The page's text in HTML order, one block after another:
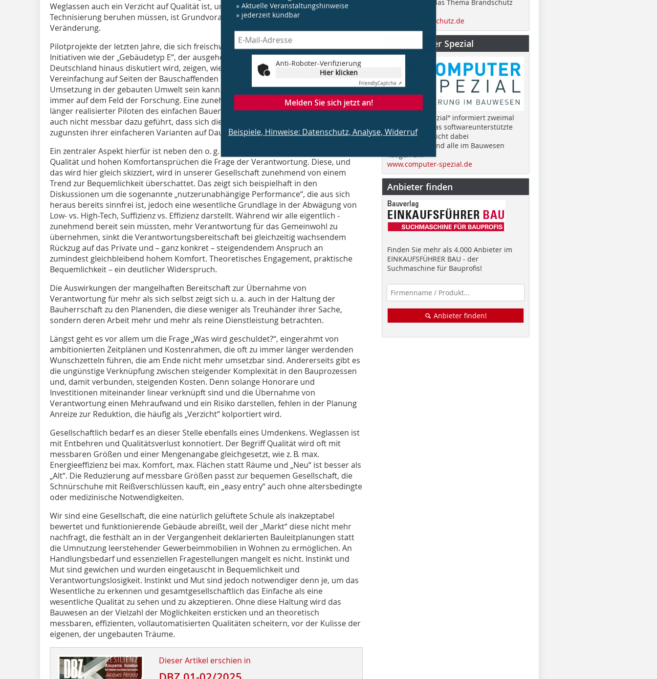
Weglassen auch ein Verzicht auf Qualität ist, und dass Innovation und Fortschritt auf
Technisierung beruhen müssen, ist Grundvoraussetzung für eine wirksame
Veränderung.
Pilotprojekte der letzten Jahre, die sich freischwimmen von Auflagen und Normen,
Initiativen wie der „Gebäudetyp E“, der ausgehend von ­Bayern mittlerweile über
Deutschland hinaus diskutiert wird, zeigen, wie dringlich der Wunsch nach
Vereinfachung auf Seiten der Bauschaffenden ist und wie qualitätsvoll die
Umsetzung in der gebauten Umwelt sein kann. Doch hier sind wir offenbar noch
immer auf dem Feld der Forschung. Eine zunehmende Wiederholung bereits schon
länger realisierter Piloten des einfachen Bauens hat noch lange nicht und damit
auch nicht messbar dazu geführt, dass sich die überkomplexen Standardbauten
zugunsten ihrer einfacheren Varianten auf Dauer verabschieden.
Ein zentraler Aspekt hierfür ist neben den o. g. Stichworten von rechtssicherer
Qualität und hohen Komfortansprüchen die Frage der Verantwortung. Diese, und
das wird hier gleich skizziert, wird in unserer Gesellschaft zunehmend von einem
Trend zur Bequemlichkeit überschattet. Das zeigt sich beispielhaft in den
Diskussionen um die sogenannte „nutzerunabhängige Performance“, die aus sich
heraus bereits sinnfrei ist, jedoch eine wesentliche Grundlage in der Abwägung von
Low- vs. High-Tech, Suffizienz vs. Effizienz darstellt. Während wir alle eigentlich ­
zunehmend bereit sein müssten, mehr Verantwortung für das Gemeinwohl zu
übernehmen, sinkt die Verantwortungsbereitschaft bei gleichzeitig wachsendem
Rückzug auf das Private und – ganz konkret – steigendendem Anspruch an
zumindest gleichbleibend hohem Komfort. Theo­retisches Engagement, praktische
Bequemlichkeit – ein deutlicher Widerspruch.
Die Auswirkungen der mangelhaften Bereitschaft zur Übernahme von
Verantwortung für mehr als sich selbst zeigt sich u. a. auch in der Haltung der
Bauherrschaft zu den Planenden, die diese weniger als Treuhänder ihrer Sache,
sondern deren Arbeit mehr und mehr als reine Dienstleistung betrachten.
Längst geht es vor allem um die Frage „Was wird geschuldet?“, eingerahmt von
ambitionierten Zeitplänen und Kostenrahmen, die oft zu immer länger werdenden
Wunschzetteln führen, die am Ende nicht mehr umsetzbar sind. Andererseits gibt es
die ungünstige Verknüpfung zwischen steigender Komplexität in den Bauprozessen
und, damit verbunden, steigenden Kosten. Denn solange Honorare und
Investitionen miteinander linear verknüpft sind und die Übernahme von
Verantwortung einen Mehraufwand und ein Risiko darstellen, fehlen in der Planung
Anreize zur Reduktion, die häufig als „Verzicht“ kolportiert wird.
Gesellschaftlich bedarf es an dieser Stelle ebenfalls eines Umdenkens. Weglassen ist
mit Entbehren und Qualitätsverlust konnotiert. Der Begriff Qualität wird oft mit
messbaren Größen und einer Mengenangabe gleichgesetzt, wie z. B. max.
Energieeffizienz bei max. Komfort, max. Flächen statt Räume und „Neu“ ist besser als
„Alt“. Die Reduzierung auf messbare Größen passt zur bequemen Gesellschaft, die
Schnürschuhe mit Reißverschlüssen kauft, ein „easy entry“ auch ohne altersbedingte
oder medizinische Notwendigkeiten.
Wir sind eine Gesellschaft, die eine natürlich gelüftete Schule als inakzeptabel
bewertet und funktionierende Gebäude abreißt, weil der „Markt“ diese nicht mehr
nachfragt, die festhält an in der Vergangenheit deklarierten Bauleitplanungen statt
die Umnutzung leerstehender Gewerbeimmobilien in Wohnen zu ermöglichen. An
Handlungsbedarf und essenziellen Fragestellungen mangelt es nicht. Instinkt und
Mut sind gewichen und wurden eingetauscht in Bequemlichkeit und
Verantwortungslosigkeit. Instinkt und Mut sind jedoch notwendiger denn je, um das
Wesentliche zu erkennen und gesamtgesellschaftlich das Einfache als eine
wesentliche Qualität zu sehen und zu akzeptieren. Ohne diese Haltung wird das
Bauwesen an der Vielzahl der Möglichkeiten ersticken und an theoretisch
messbaren, effizienten, vollautomatisierten Qualitäten scheitern, vor der Kulisse der
eigenen, der ungebauten Träume.
Dieser Artikel erschien in
» Aktuelle Veranstaltungshinweise
» jederzeit kündbar
Anti-Roboter-Verifizierung
Hier klicken
FriendlyCaptcha ⇗
Melden Sie sich jetzt an!
Beispiele, Hinweise: Datenschutz, Analyse, Widerruf
Jahr rund um das Thema Brandschutz
www.bsbrandschutz.de
CS Computer Spezial
„Computer Spezial“ informiert zweimal
im Jahr über das softwareunterstützte
Bauen und spricht dabei
fachübergreifend alle im Bauwesen
Tätigen an.
www.computer-spezial.de
Anbieter finden
Finden Sie mehr als 4.000 Anbieter im
EINKAUFSFÜHRER BAU - der
Suchmaschine für Bauprofis!
Anbieter finden!